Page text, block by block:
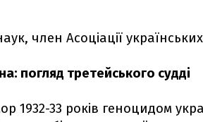
член Асоціації
погляд третейського судді
1932-33 років геноцидом